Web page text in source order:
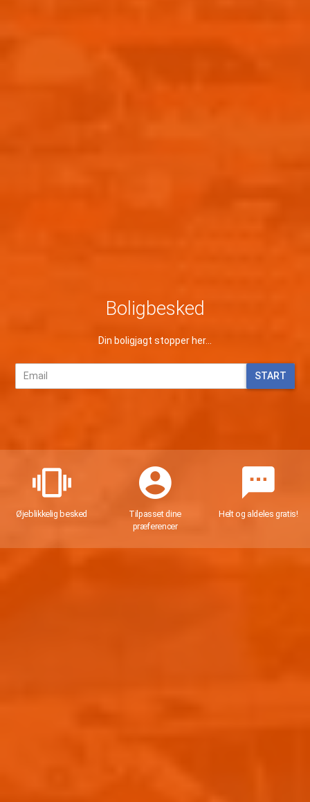
Boligbesked
Din boligjagt stopper her...
START
Øjeblikkelig besked
Tilpasset dine
præferencer
Helt og aldeles gratis!